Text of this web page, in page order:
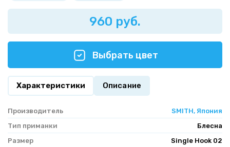
960 руб.
Выбрать цвет
Характеристики Описание
Производитель
SMITH, Япония
Тип приманки
Блесна
Размер
Single Hook 02